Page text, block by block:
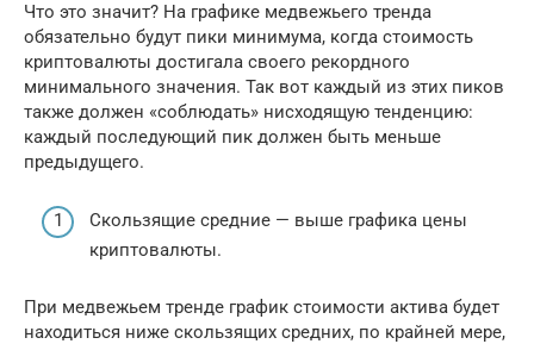
Что это значит? На графике медвежьего тренда
обязательно будут пики минимума, когда стоимость
криптовалюты достигала своего рекордного
минимального значения. Так вот каждый из этих пиков
также должен «соблюдать» нисходящую тенденцию:
каждый последующий пик должен быть меньше
предыдущего.
Скользящие средние — выше графика цены
криптовалюты.
При медвежьем тренде график стоимости актива будет
находиться ниже скользящих средних, по крайней мере,